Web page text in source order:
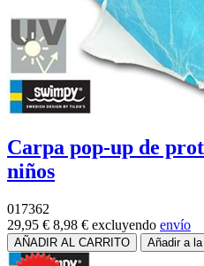
Carpa pop-up de
niños
017362
29,95 € 8,98 € excluyendo envío